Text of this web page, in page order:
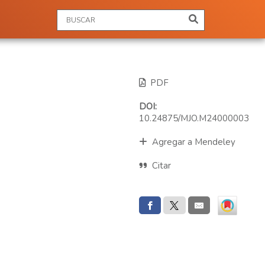
PDF
DOI:
10.24875/MJO.M24000003
Agregar a Mendeley
Citar